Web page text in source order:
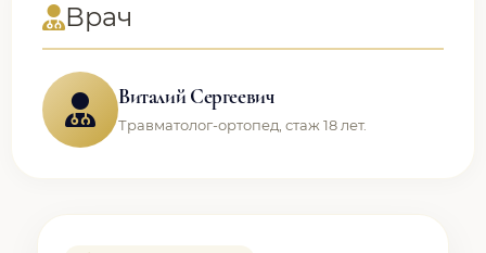
Врач
Виталий Сергеевич
Травматолог-ортопед, стаж 18 лет.